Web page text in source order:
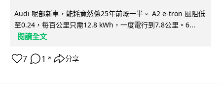
Audi 呢部新車，能耗竟然係25年前嘅一半。 A2 e-tron 風阻低
至0.24，每百公里只需12.8 kWh，一度電行到7.8公里。6...
閱讀全文
7 1 ↗ 分享